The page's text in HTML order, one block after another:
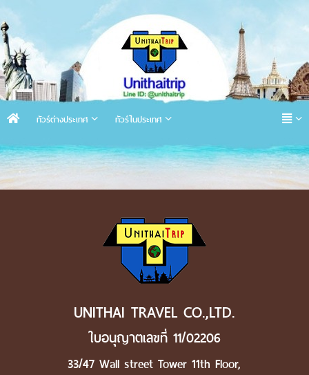
ทัวร์ต่างประเทศ ทัวร์ในประเทศ
UNITHAI TRAVEL CO.,LTD.
ใบอนุญาตเลขที่ 11/02206
33/47 Wall street Tower 11th Floor,